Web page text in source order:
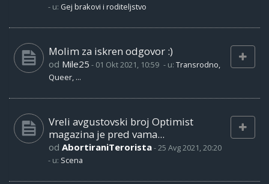
- u: Gej brakovi i roditeljstvo
Molim za iskren odgovor :)
od Mile25 - 01 Okt 2021, 10:59 - u: Transrodno,
Queer, ...
Vreli avgustovski broj Optimist
magazina je pred vama...
od AbortiraniTerorista-25 Avg 2021, 20:20
- u: Scena